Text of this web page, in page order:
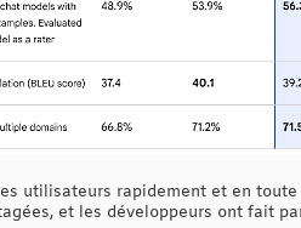
utilisateurs rapidement et en
et les développeurs ont fait